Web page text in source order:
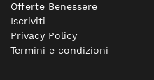
Offerte Benessere
Iscriviti
Privacy Policy
Termini e condizioni